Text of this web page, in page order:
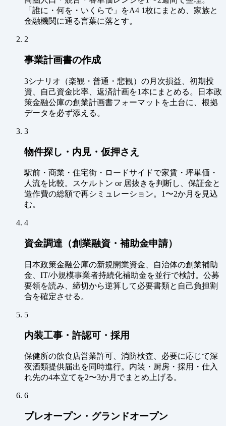
「誰に・何を・いくらで」をA4 1枚にまとめ、家族と
金融機関に通る言葉に落とす。
2
事業計画書の作成
3シナリオ（楽観・普通・悲観）の月次損益、初期投
資、自己資金比率、返済計画を1本にまとめる。日本政
策金融公庫の創業計画書フォーマットを土台に、根拠
データを必ず添える。
3
物件探し・内見・仮押さえ
駅前・商業・住宅街・ロードサイドで家賃・坪単価・
人流を比較。スケルトン or 居抜きを判断し、保証金と
造作費の総額で再シミュレーション。1〜2か月を見込
む。
4
資金調達（創業融資・補助金申請）
日本政策金融公庫の新規開業資金、自治体の創業補助
金、IT/小規模事業者持続化補助金を並行で検討。公募
要領を読み、締切から逆算して必要書類と自己負担割
合を確定させる。
5
内装工事・許認可・採用
保健所の飲食店営業許可、消防検査、必要に応じて深
夜酒類提供届出を同時進行。内装・厨房・採用・仕入
れ先の4本立てを2〜3か月でまとめ上げる。
6
プレオープン・グランドオープン